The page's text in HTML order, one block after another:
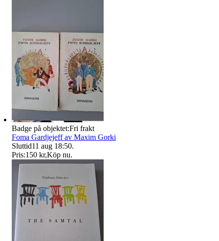
Badge på objektet:Fri frakt
Foma Gardjejeff av Maxim Gorki
Sluttid11 aug 18:50.
Pris:150 kr,Köp nu.